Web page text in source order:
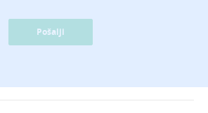
Pošalji